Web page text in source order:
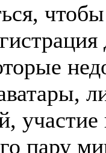
участие
пару